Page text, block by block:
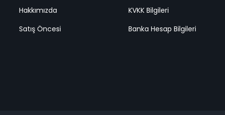
8.838,00 TLHakkımızda
Satış Öncesi
KVKK Bilgileri
Banka Hesap Bilgileri